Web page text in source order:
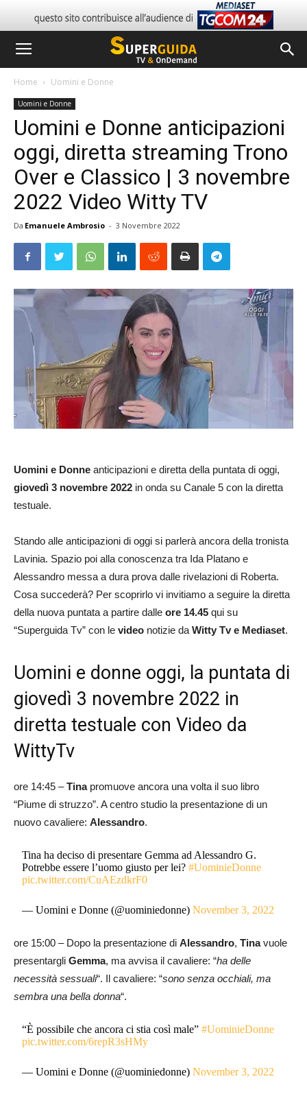
Home Uomini e Donne
Uomini e Donne
Uomini e Donne anticipazioni
oggi, diretta streaming Trono
Over e Classico | 3 novembre
2022 Video Witty TV
Da Emanuele Ambrosio - 3 Novembre 2022
Uomini e Donne anticipazioni e diretta della puntata di oggi,
giovedì 3 novembre 2022 in onda su Canale 5 con la diretta
testuale.
Stando alle anticipazioni di oggi si parlerà ancora della tronista
Lavinia. Spazio poi alla conoscenza tra Ida Platano e
Alessandro messa a dura prova dalle rivelazioni di Roberta.
Cosa succederà? Per scoprirlo vi invitiamo a seguire la diretta
della nuova puntata a partire dalle ore 14.45 qui su
“Superguida Tv” con le video notizie da Witty Tv e Mediaset.
Uomini e donne oggi, la puntata di
giovedì 3 novembre 2022 in
diretta testuale con Video da
WittyTv
ore 14:45 –Tinapromuove ancora una volta il suo libro
“Piume di struzzo”. A centro studio la presentazione di un
nuovo cavaliere: Alessandro.
Tina ha deciso di presentare Gemma ad Alessandro G.
Potrebbe essere l’uomo giusto per lei?#UominieDonne
pic.twitter.com/CuAEzdkrF0
— Uomini e Donne (@uominiedonne)November 3, 2022
ore 15:00 – Dopo la presentazione di Alessandro, Tinavuole
presentargli Gemma, ma avvisa il cavaliere: “ha delle
necessità sessuali“. Il cavaliere: “sono senza occhiali, ma
sembra una bella donna“.
“È possibile che ancora ci stia così male”#UominieDonne
pic.twitter.com/6repR3sHMy
— Uomini e Donne (@uominiedonne)November 3, 2022